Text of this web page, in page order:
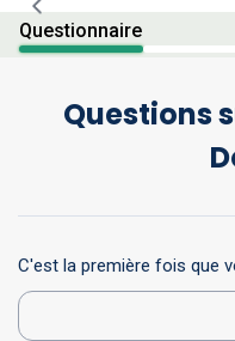
Questionnaire
Questions
C'est la première fois que